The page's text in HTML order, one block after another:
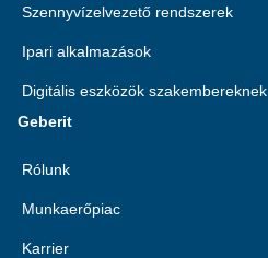
Szennyvízelvezető rendszerek
Ipari alkalmazások
Digitális eszközök szakembereknek
Geberit
Rólunk
Munkaerőpiac
Karrier